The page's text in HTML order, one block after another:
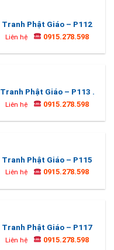
Tranh Phật Giáo – P112
Liên hệ 0915.278.598
Tranh Phật Giáo – P113 .
Liên hệ 0915.278.598
Tranh Phật Giáo – P115
Liên hệ 0915.278.598
Tranh Phật Giáo – P117
Liên hệ 0915.278.598